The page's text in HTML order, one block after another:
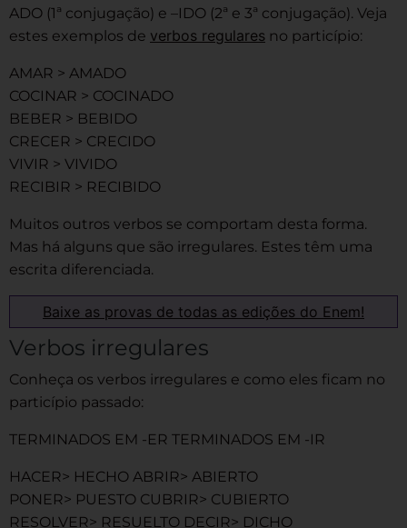
ADO (1ª conjugação) e –IDO (2ª e 3ª conjugação). Veja
estes exemplos de verbos regulares no particípio:
AMAR > AMADO
COCINAR > COCINADO
BEBER > BEBIDO
CRECER > CRECIDO
VIVIR > VIVIDO
RECIBIR > RECIBIDO
Muitos outros verbos se comportam desta forma.
Mas há alguns que são irregulares. Estes têm uma
escrita diferenciada.
Baixe as provas de todas as edições do Enem!
Verbos irregulares
Conheça os verbos irregulares e como eles ficam no
particípio passado:
TERMINADOS EM -ER TERMINADOS EM -IR
HACER> HECHO ABRIR> ABIERTO
PONER> PUESTO CUBRIR> CUBIERTO
RESOLVER> RESUELTO DECIR> DICHO